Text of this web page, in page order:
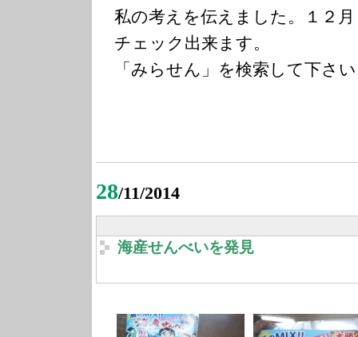
私の考えを伝えました。１２
チェック出来ます。
「みらせん」を検索して下さ
28/11/2014
海産せんべいを発見